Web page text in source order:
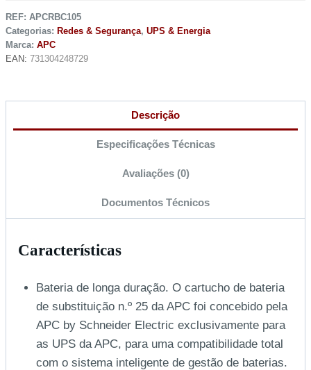
REF: APCRBC105
Categorias: Redes & Segurança, UPS & Energia
Marca: APC
EAN: 731304248729
Descrição
Especificações Técnicas
Avaliações (0)
Documentos Técnicos
Características
Bateria de longa duração. O cartucho de bateria
de substituição n.º 25 da APC foi concebido pela
APC by Schneider Electric exclusivamente para
as UPS da APC, para uma compatibilidade total
com o sistema inteligente de gestão de baterias.